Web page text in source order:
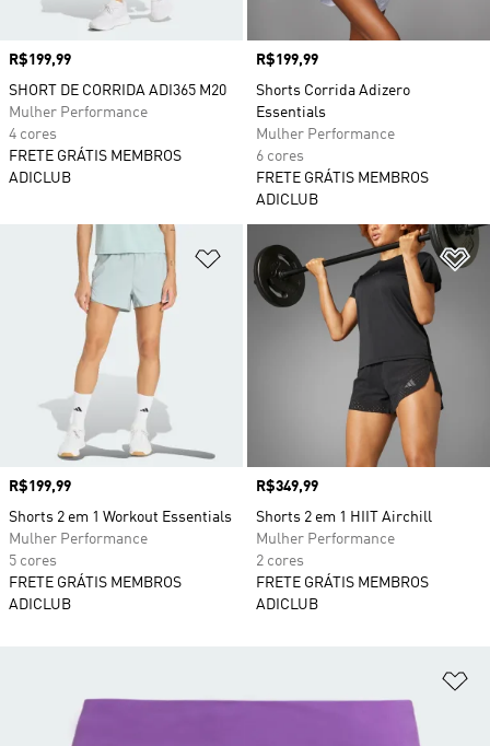
Preço
R$199,99
SHORT DE CORRIDA ADI365 M20
Mulher Performance
4 cores
FRETE GRÁTIS MEMBROS
ADICLUB
Preço
R$199,99
Shorts Corrida Adizero
Essentials
Mulher Performance
6 cores
FRETE GRÁTIS MEMBROS
ADICLUB
Adicionar à Lista de Desejos
Preço
R$199,99
Shorts 2 em 1 Workout Essentials
Mulher Performance
5 cores
FRETE GRÁTIS MEMBROS
ADICLUB
Preço
R$349,99
Shorts 2 em 1 HIIT Airchill
Mulher Performance
2 cores
FRETE GRÁTIS MEMBROS
ADICLUB